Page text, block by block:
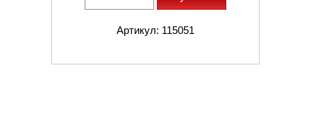
Артикул: 115051